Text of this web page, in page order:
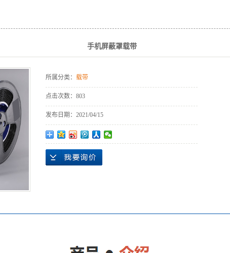
手机屏蔽罩载带
所属分类： 载带
点击次数： 803
发布日期： 2021/04/15